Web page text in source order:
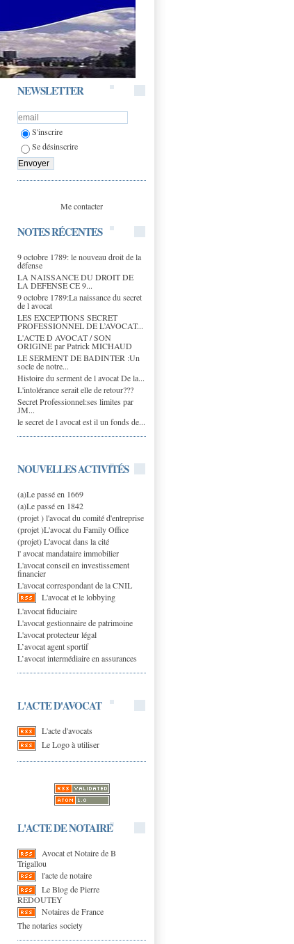
NEWSLETTER
S'inscrire
Se désinscrire
Me contacter
NOTES RÉCENTES
9 octobre 1789: le nouveau droit de la
défense
LA NAISSANCE DU DROIT DE
LA DEFENSE CE 9...
9 octobre 1789:La naissance du secret
de l avocat
LES EXCEPTIONS SECRET
PROFESSIONNEL DE L’AVOCAT...
L'ACTE D AVOCAT / SON
ORIGINE par Patrick MICHAUD
LE SERMENT DE BADINTER :Un
socle de notre...
Histoire du serment de l avocat De la...
L'intolérance serait elle de retour???
Secret Professionnel:ses limites par
JM...
le secret de l avocat est il un fonds de...
NOUVELLES ACTIVITÉS
(a)Le passé en 1669
(a)Le passé en 1842
(projet ) l'avocat du comité d'entreprise
(projet )L'avocat du Family Office
(projet) L'avocat dans la cité
l' avocat mandataire immobilier
L'avocat conseil en investissement
financier
L'avocat correspondant de la CNIL
L'avocat et le lobbying
L'avocat fiduciaire
L'avocat gestionnaire de patrimoine
L'avocat protecteur légal
L’avocat agent sportif
L’avocat intermédiaire en assurances
L'ACTE D'AVOCAT
L'acte d'avocats
Le Logo à utiliser
L'ACTE DE NOTAIRE
Avocat et Notaire de B
Trigallou
l'acte de notaire
Le Blog de Pierre
REDOUTEY
Notaires de France
The notaries society